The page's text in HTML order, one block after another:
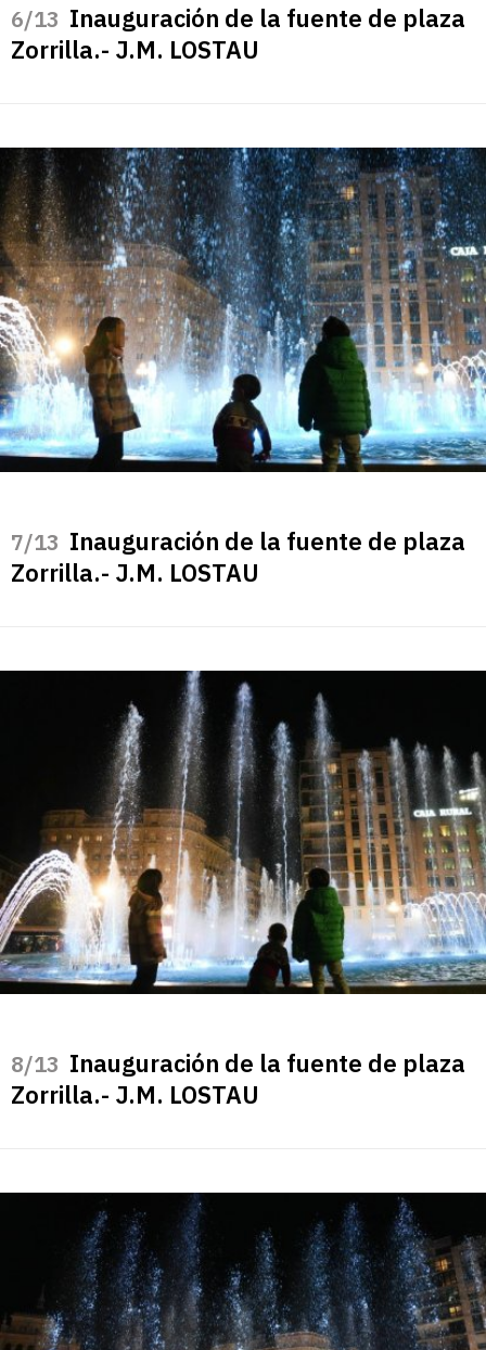
/13 Inauguración de la fuente de plaza
Zorrilla.- J.M. LOSTAU
/13 Inauguración de la fuente de plaza
Zorrilla.- J.M. LOSTAU
/13 Inauguración de la fuente de plaza
Zorrilla.- J.M. LOSTAU